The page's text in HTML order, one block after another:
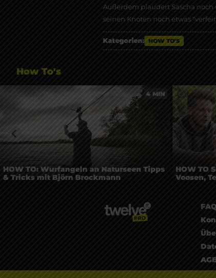
Außerdem plaudert Sascha
seinen Knoten noch etwas
Kategorien: HOW TO'S
How To's
4 MIN
HOW TO: Wurfangeln an Naturseen Tipps
& Tricks mit Björn Brockmann
HOW TO
Voosen,
FAQ